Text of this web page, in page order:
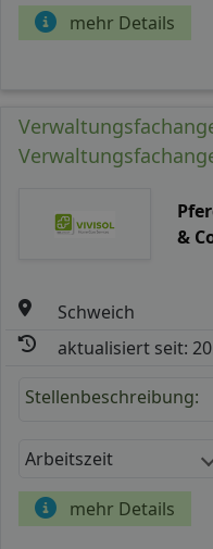
mehr Details
&
Schweich
aktualisiert seit:
Stellenbeschreibung:
Arbeitszeit
mehr Details